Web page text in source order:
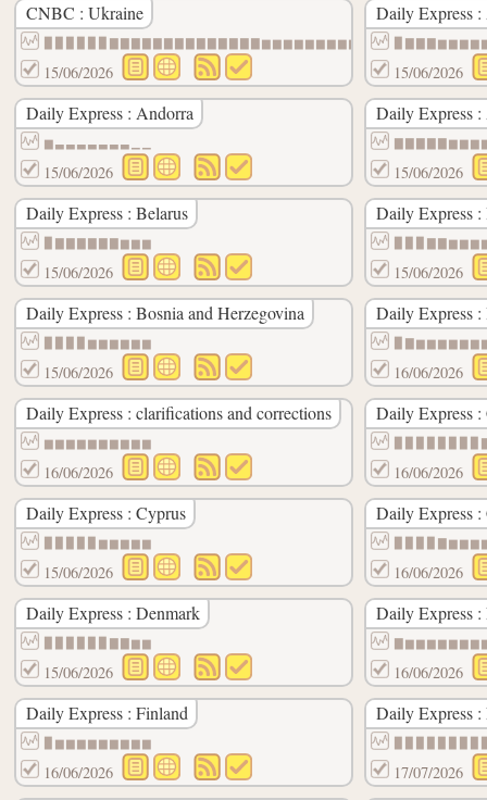
CNBC : Ukraine
▉▉▉▉▉▉▇▇▇▇▇▇▇▇▇▇▇▇▇▇▆▆▆▆▆▆▆▆▆▆
15/06/2026
Daily Express
15/06/2026
Daily Express : Andorra
▆▃▃▃▃▃▃▃▁▁
15/06/2026
Daily Express :
15/06/2026
Daily Express : Belarus
▉▇▇▇▇▇▇▆▆▆
15/06/2026
Daily Express
15/06/2026
Daily Express : Bosnia and Herzegovina
▉▉▉▉▆▆▆▆▆▆
15/06/2026
Daily Express
16/06/2026
Daily Express : clarifications and corrections
▆▆▆▆▆▆▆▆▆▆
16/06/2026
Daily Express :
16/06/2026
Daily Express : Cyprus
▉▉▉▉▉▆▆▆▆▆
15/06/2026
Daily Express :
16/06/2026
Daily Express : Denmark
▉▉▉▉▉▉▇▇▆▆
15/06/2026
Daily Express :
16/06/2026
Daily Express : Finland
▉▆▆▆▆▆▆▆▆▆
16/06/2026
Daily Express :
17/07/2026